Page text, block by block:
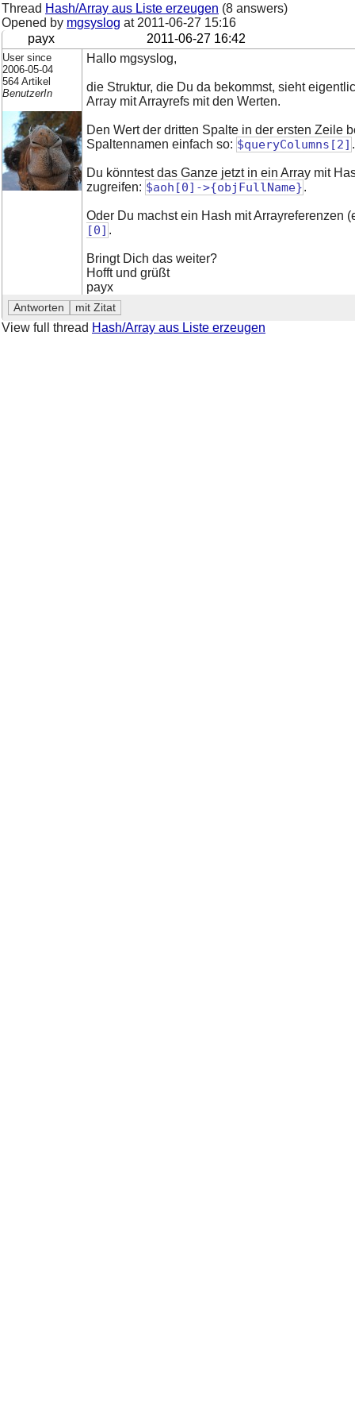
Thread Hash/Array aus Liste erzeugen (8 answers)
Opened by mgsyslog at 2011-06-27 15:16
payx
2011-06-27 16:42
User since
2006-05-04
564 Artikel
BenutzerIn
Hallo mgsyslog,
die Struktur, die Du da bekommst, sieht
Array mit Arrayrefs mit den Werten.
Den Wert der dritten Spalte in der ersten Zeile
Spaltennamen einfach so: $queryColumns[2] .
Du könntest das Ganze jetzt in ein Array mit
zugreifen: $aoh[0]->{objFullName}.
Oder Du machst ein Hash mit Arrayreferenzen
[0] .
Bringt Dich das weiter?
Hofft und grüßt
payx
View full thread Hash/Array aus Liste erzeugen